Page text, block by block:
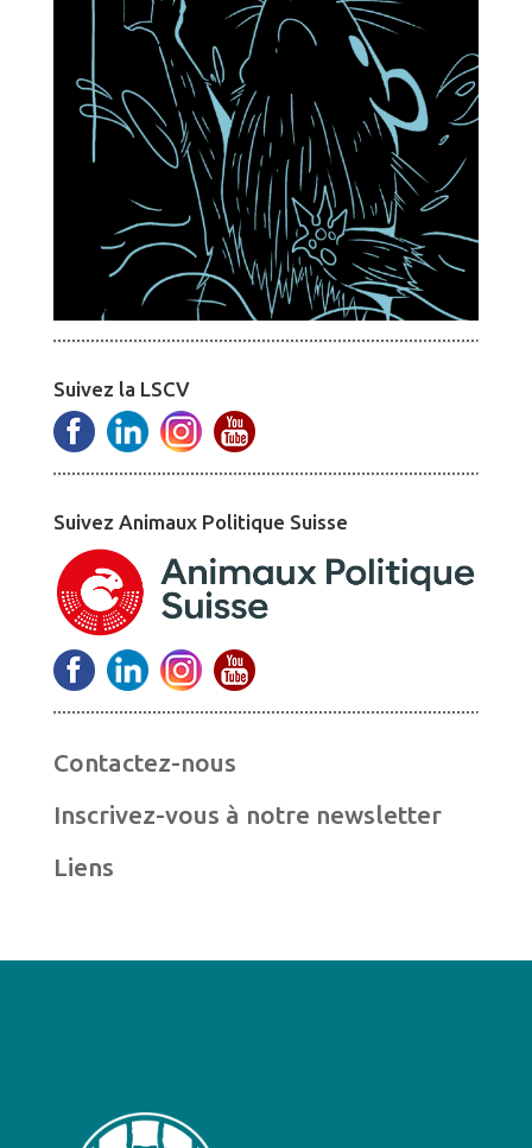
Suivez la LSCV
Suivez Animaux Politique Suisse
Contactez-nous
Inscrivez-vous à notre newsletter
Liens